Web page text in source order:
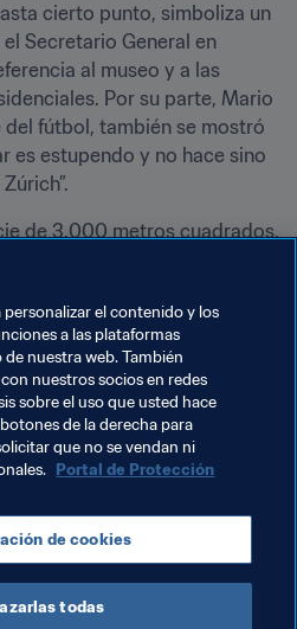
cierto punto, simboliza un
Secretario General en
al museo y a las
Por su parte, Mario
del fútbol, también se mostró
es estupendo y no hace sino
de 3.000 metros cuadrados,
15 puestos interactivos que
única. Además, el
del público, de un bar
y una biblioteca, así
de eventos y
el contenido y los
a las plataformas
nuestra web. También
nuestros socios en redes
sobre el uso que usted hace
de la derecha para
que no se vendan ni
Portal de Protección
de cookies
todas